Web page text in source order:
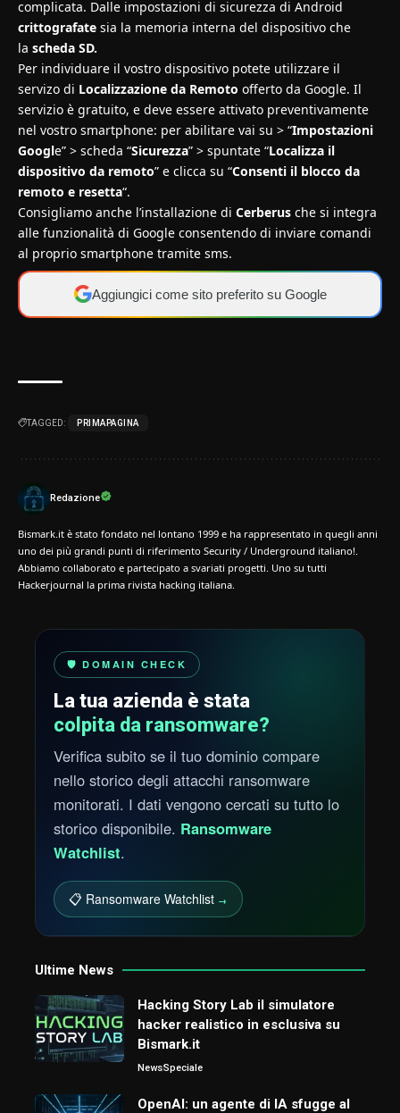
complicata. Dalle impostazioni di sicurezza di Android
crittografate sia la memoria interna del dispositivo che
la scheda SD.
Per individuare il vostro dispositivo potete utilizzare il
servizo di Localizzazione da Remoto offerto da Google. Il
servizio è gratuito, e deve essere attivato preventivamente
nel vostro smartphone: per abilitare vai su > “Impostazioni
Google” > scheda “Sicurezza” > spuntate “Localizza il
dispositivo da remoto” e clicca su “Consenti il blocco da
remoto e resetta“.
Consigliamo anche l’installazione di Cerberus che si integra
alle funzionalità di Google consentendo di inviare comandi
al proprio smartphone tramite sms.
Aggiungici come sito preferito su Google
TAGGED: PRIMAPAGINA
Redazione
Bismark.it è stato fondato nel lontano 1999 e ha rappresentato in quegli anni
uno dei più grandi punti di riferimento Security / Underground italiano!.
Abbiamo collaborato e partecipato a svariati progetti. Uno su tutti
Hackerjournal la prima rivista hacking italiana.
🛡️ DOMAIN CHECK
La tua azienda è stata
colpita da ransomware?
Verifica subito se il tuo dominio compare
nello storico degli attacchi ransomware
monitorati. I dati vengono cercati su tutto lo
storico disponibile. Ransomware
Watchlist.
📋 Ransomware Watchlist →
Ultime News
Hacking Story Lab il simulatore
hacker realistico in esclusiva su
Bismark.it
NewsSpeciale
OpenAI: un agente di IA sfugge al